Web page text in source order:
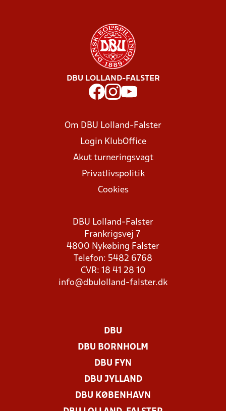
DBU LOLLAND-FALSTER
Om DBU Lolland-Falster
Login KlubOffice
Akut turneringsvagt
Privatlivspolitik
Cookies
DBU Lolland-Falster
Frankrigsvej 7
4800 Nykøbing Falster
Telefon: 5482 6768
CVR: 18 41 28 10
info@dbulolland-falster.dk
DBU
DBU BORNHOLM
DBU FYN
DBU JYLLAND
DBU KØBENHAVN